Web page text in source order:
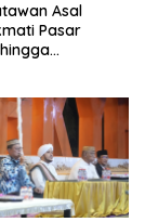
Asal
Pasar